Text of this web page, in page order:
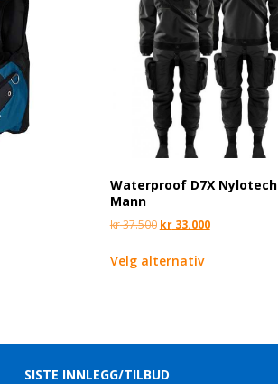
Waterproof D7X Nylotech
Mann
kr37.500 kr33.000
Velg alternativ
SISTE INNLEGG/TILBUD